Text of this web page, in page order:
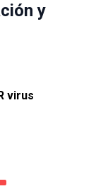
y
virus